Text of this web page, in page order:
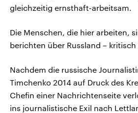
gleichzeitig ernsthaft-arbeitsam.
Die Menschen, die hier arbeiten,
berichten über Russland –
Nachdem die russische
Timchenko 2014 auf Druck des
Chefin einer Nachrichtenseite
ins journalistische Exil nach